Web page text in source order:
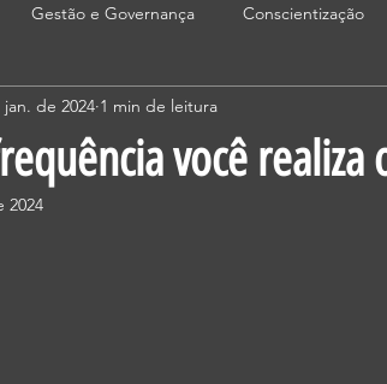
Gestão e Governança Conscientização
você realiza
jan. de 2024 1 min de leitura
2024